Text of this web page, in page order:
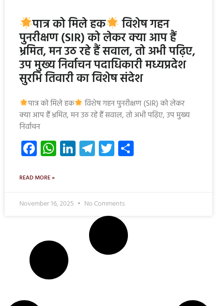
पात्र को मिले हक विशेष गहन
पुनरीक्षण (SIR) को लेकर क्या आप हैं
भ्रमित, मन उठ रहे हैं सवाल, तो अभी पढ़िए,
उप मुख्य निर्वाचन पदाधिकारी मध्यप्रदेश
सुरभि तिवारी का विशेष संदेश
पात्र को मिले हक
विशेष गहन पुनरीक्षण (SIR) को लेकर
क्या आप हैं भ्रमित, मन उठ रहे हैं सवाल, तो अभी पढ़िए, उप मुख्य
निर्वाचन
Facebook
WhatsApp
LinkedIn
Telegram
Twitter
READ MORE »
November 16, 2025 No Comments